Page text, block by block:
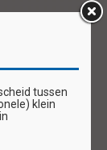
tussen
klein